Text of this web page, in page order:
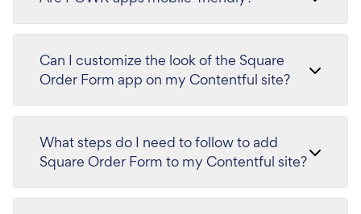
Can I customize the look of the Square
Order Form app on my Contentful site?
What steps do I need to follow to add
Square Order Form to my Contentful site?